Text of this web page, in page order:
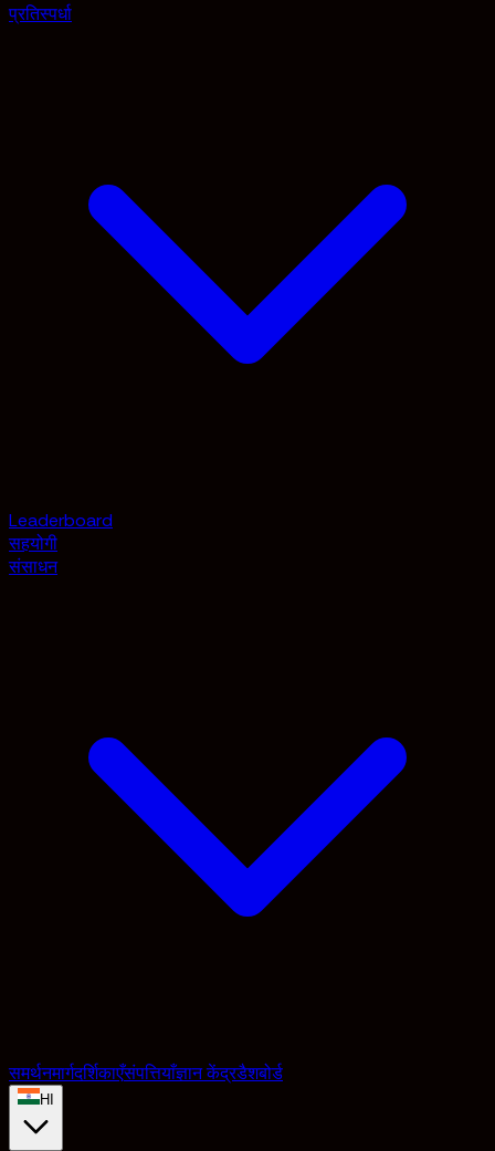
प्रतिस्पर्धा
Leaderboard
सहयोगी
संसाधन
समर्थनमार्गदर्शिकाएँसंपत्तियाँज्ञान केंद्रडैशबोर्ड
HI